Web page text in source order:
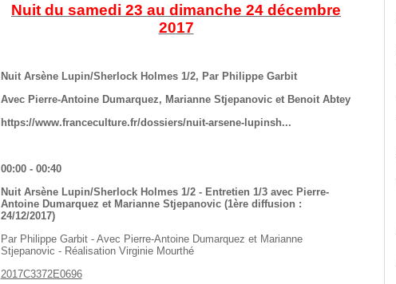
Nuit du samedi 23 au dimanche 24 décembre
2017
Nuit Arsène Lupin/Sherlock Holmes 1/2, Par Philippe Garbit
Avec Pierre-Antoine Dumarquez, Marianne Stjepanovic et Benoit Abtey
https://www.franceculture.fr/dossiers/nuit-arsene-lupinsh...
00:00 - 00:40
Nuit Arsène Lupin/Sherlock Holmes 1/2 - Entretien 1/3 avec Pierre-
Antoine Dumarquez et Marianne Stjepanovic (1ère diffusion :
24/12/2017)
Par Philippe Garbit - Avec Pierre-Antoine Dumarquez et Marianne
Stjepanovic - Réalisation Virginie Mourthé
2017C3372E0696